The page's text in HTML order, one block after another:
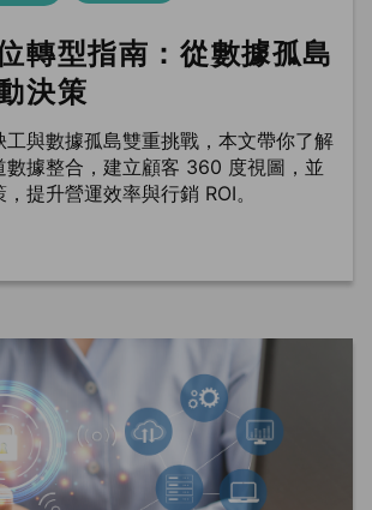
轉型指南：從數據孤島
決策
工與數據孤島雙重挑戰，本文帶你了解
數據整合，建立顧客 360 度視圖，並
提升營運效率與行銷 ROI。